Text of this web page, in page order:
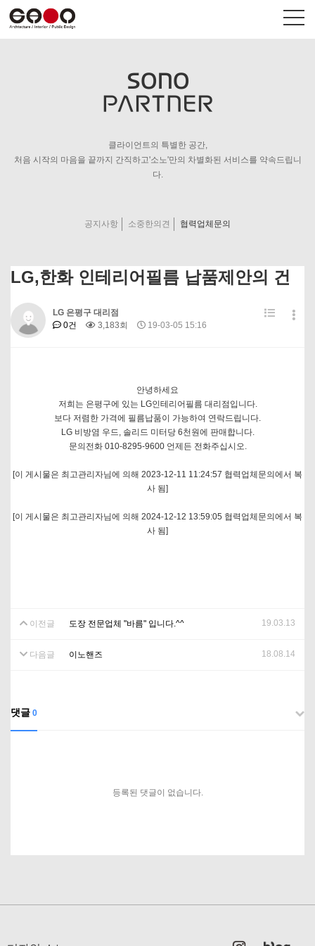
Contact us
펜션/숙박
SONO
PARTNER
클라이언트의 특별한 공간,
처음 시작의 마음을 끝까지 간직하고'소노'만의 차별화된 서비스를 약속드립니
다.
공지사항 소중한의견 협력업체문의
LG,한화 인테리어필름 납품제안의 건
LG 은평구 대리점
0건
3,183회 19-03-05 15:16
안녕하세요
저희는 은평구에 있는 LG인테리어필름 대리점입니다.
보다 저렴한 가격에 필름납품이 가능하여 연락드립니다.
LG 비방염 우드, 솔리드 미터당 6천원에 판매합니다.
문의전화 010-8295-9600 언제든 전화주십시오.
[이 게시물은 최고관리자님에 의해 2023-12-11 11:24:57 협력업체문의에서 복
사 됨]
[이 게시물은 최고관리자님에 의해 2024-12-12 13:59:05 협력업체문의에서 복
사 됨]
이전글 도장 전문업체 "바름" 입니다.^^ 19.03.13
다음글 이노핸즈 18.08.14
댓글 0
등록된 댓글이 없습니다.